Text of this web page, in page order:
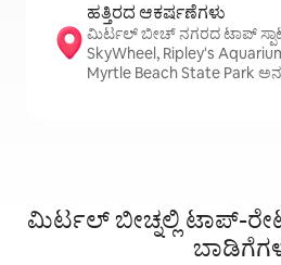
ಹತ್ತಿರದ ಆಕರ್ಷಣೆಗಳು
ಮಿರ್ಟಲ್ ಬೀಚ್ ನಗರದ ಟಾಪ್
SkyWheel, Ripley's
Myrtle Beach State Park
ಮಿರ್ಟಲ್ ಬೀಚ್ನಲ್ಲಿ ಟಾಪ್-